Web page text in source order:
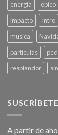
energia
epico
impacto
Intro
musica
particulas
resplandor
A partir de